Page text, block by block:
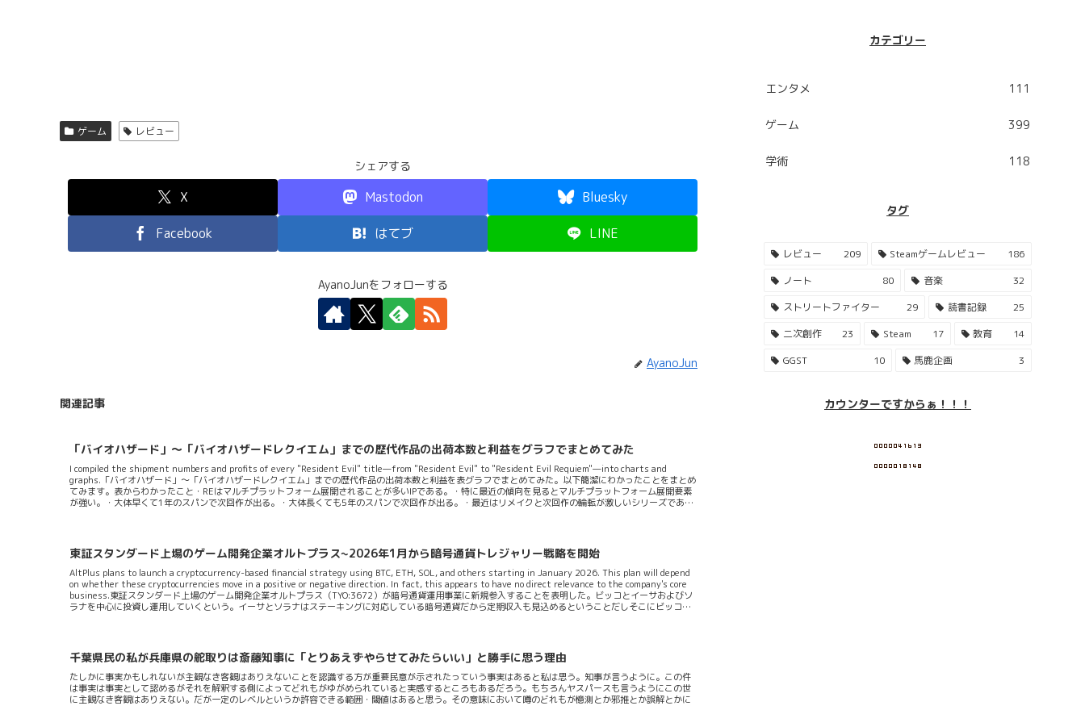
ゲーム レビュー
シェアする
X Mastodon Bluesky
Facebook はてブ LINE
AyanoJunをフォローする
AyanoJun
関連記事
「バイオハザード」～「バイオハザードレクイエム」までの歴代作品の出荷本数と利益をグラフでまとめてみた
I compiled the shipment numbers and profits of every "Resident Evil" title—from "Resident Evil" to "Resident Evil Requiem"—into charts and
graphs.「バイオハザード」～「バイオハザードレクイエム」までの歴代作品の出荷本数と利益を表グラフでまとめてみた。以下簡潔にわかったことをまとめ
てみます。表からわかったこと・REはマルチプラットフォーム展開されることが多いIPである。・特に最近の傾向を見るとマルチプラットフォーム展開要素
が強い。・大体早くて1年のスパンで次回作が出る。・大体長くても5年のスパンで次回作が出る。・最近はリメイクと次回作の輪転が激しいシリーズである
東証スタンダード上場のゲーム開発企業オルトプラス~2026年1月から暗号通貨トレジャリー戦略を開始
AltPlus plans to launch a cryptocurrency-based financial strategy using BTC, ETH, SOL, and others starting in January 2026. This plan will depend
on whether these cryptocurrencies move in a positive or negative direction. In fact, this appears to have no direct relevance to the company's core
business.東証スタンダード上場のゲーム開発企業オルトプラス（TYO:3672）が暗号通貨運用事業に新規参入することを表明した。ビッコとイーサおよびソ
ラナを中心に投資し運用していくという。イーサとソラナはステーキングに対応している暗号通貨だから定期収入も見込めるということだしそこにビッコも
千葉県民の私が兵庫県の舵取りは斎藤知事に「とりあえずやらせてみたらいい」と勝手に思う理由
たしかに事実かもしれないが主観なき客観はありえないことを認識する方が重要民意が示されたっていう事実はあると私は思う。知事が言うように。この件
は事実は事実として認めるがそれを解釈する側によってどれもがゆがめられていると実感するところもあるだろう。もちろんヤスパースも言うようにこの世
に主観なき客観はありえない。だが一定のレベルというか許容できる範囲・閾値はあると思う。その意味において噂のどれもが憶測とか邪推とか誤解とかに
カテゴリー
エンタメ 111
ゲーム 399
学術 118
タグ
レビュー 209 Steamゲームレビュー
186
ノート
80 音楽
32
ストリートファイター
29 読書記録
25
二次創作
23 Steam 17 教育
14
GGST
10 馬鹿企画 3
カウンターですからぁ！！！